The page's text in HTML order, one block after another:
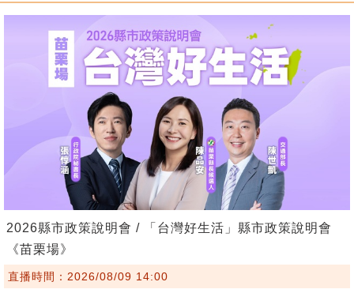
2026縣市政策說明會 / 「台灣好生活」縣市政策說明會
《苗栗場》
直播時間：2026/08/09 14:00